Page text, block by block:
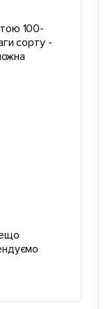
100-
сорту -